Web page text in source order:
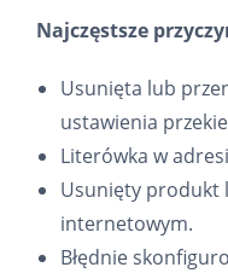
Najczęstsze
Usunięta lub
ustawienia
Literówka w
Usunięty produkt
internetowym.
Błędnie